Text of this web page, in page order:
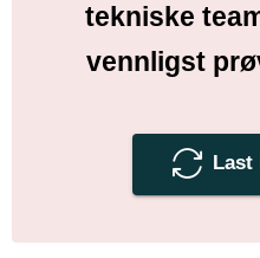
tekniske
vennligst